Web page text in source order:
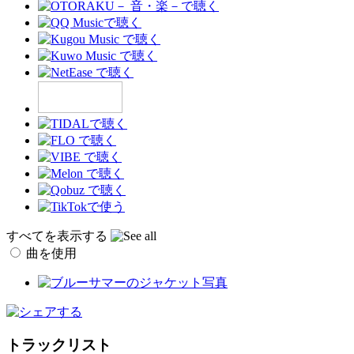
すべてを表示する
曲を使用
トラックリスト